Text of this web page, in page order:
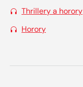
Thrillery a horory
Horory